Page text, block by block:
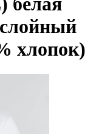
хлопок)